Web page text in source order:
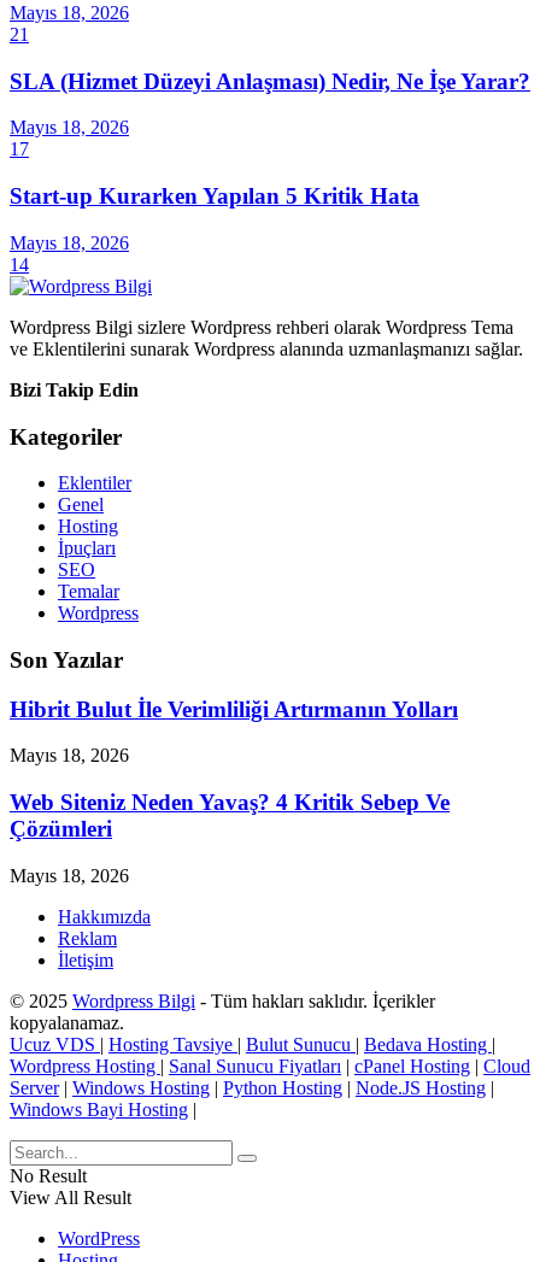
Mayıs 18, 2026
21
SLA (Hizmet Düzeyi Anlaşması) Nedir, Ne İşe Yarar?
Mayıs 18, 2026
17
Start-up Kurarken Yapılan 5 Kritik Hata
Mayıs 18, 2026
14
Wordpress Bilgi sizlere Wordpress rehberi olarak Wordpress Tema
ve Eklentilerini sunarak Wordpress alanında uzmanlaşmanızı sağlar.
Bizi Takip Edin
Kategoriler
Eklentiler
Genel
Hosting
İpuçları
SEO
Temalar
Wordpress
Son Yazılar
Hibrit Bulut İle Verimliliği Artırmanın Yolları
Mayıs 18, 2026
Web Siteniz Neden Yavaş? 4 Kritik Sebep Ve
Çözümleri
Mayıs 18, 2026
Hakkımızda
Reklam
İletişim
© 2025 Wordpress Bilgi - Tüm hakları saklıdır. İçerikler
kopyalanamaz.
Ucuz VDS | Hosting Tavsiye | Bulut Sunucu | Bedava Hosting |
Wordpress Hosting | Sanal Sunucu Fiyatları | cPanel Hosting | Cloud
Server| Windows Hosting | Python Hosting | Node.JS Hosting |
Windows Bayi Hosting |
No Result
View All Result
WordPress